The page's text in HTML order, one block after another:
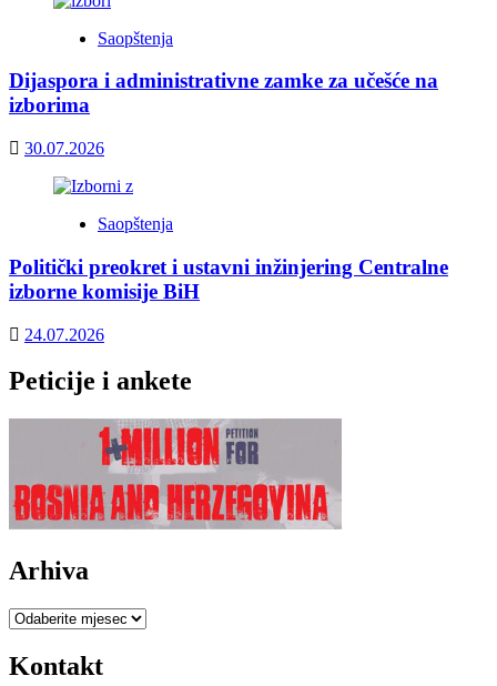
Saopštenja
Dijaspora i administrativne zamke za učešće na
izborima
30.07.2026
Saopštenja
Politički preokret i ustavni inžinjering Centralne
izborne komisije BiH
24.07.2026
Peticije i ankete
Arhiva
Arhiva
Kontakt